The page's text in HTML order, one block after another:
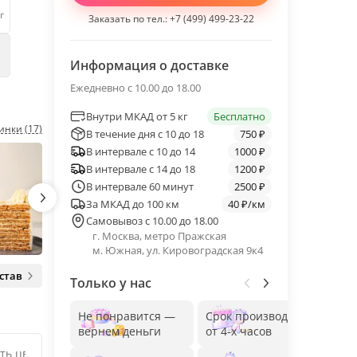
(17)
Заказать по тел.:+7 (499) 499-23-22
Информация о доставке
Ежедневно с 10.00 до 18.00
Внутри МКАД от 5 кг
Бесплатно
В течение дня с 10 до 18
750 ₽
В интервале с 10 до 14
1000 ₽
В интервале с 14 до 18
1200 ₽
В интервале 60 минут
2500 ₽
За МКАД до 100 км
40 ₽/км
Самовывоз с 10.00 до 18.00
г. Москва, метро Пражская
м. Южная, ул. Кировоградская 9к4
Только у нас
Не понравится —
вернем деньги
Срок производства
от 4-х часов